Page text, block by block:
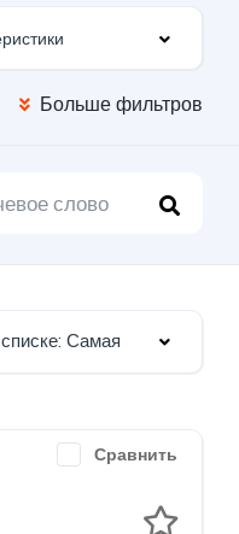
Больше фильтров
Самая
Сравнить